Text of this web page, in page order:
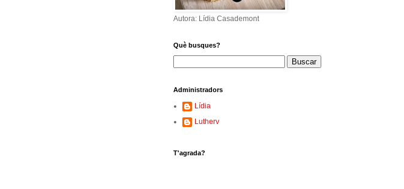
Autora: Lídia Casademont
Què busques?
Administradors
Lídia
Lutherv
T'agrada?